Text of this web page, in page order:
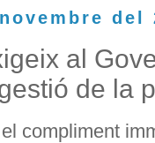
del
al
de la
compliment